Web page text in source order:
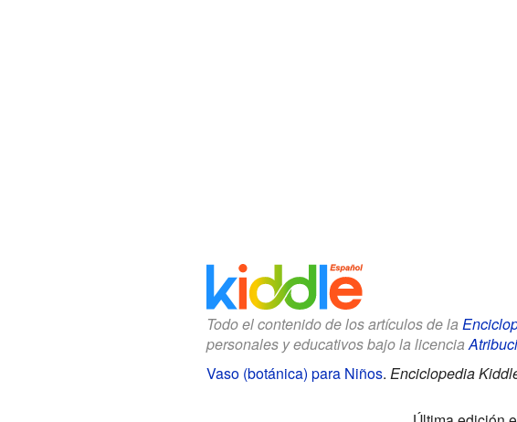
Todo el contenido de los artículos de la
personales y educativos bajo la licencia
Vaso (botánica) para Niños. Enciclopedia